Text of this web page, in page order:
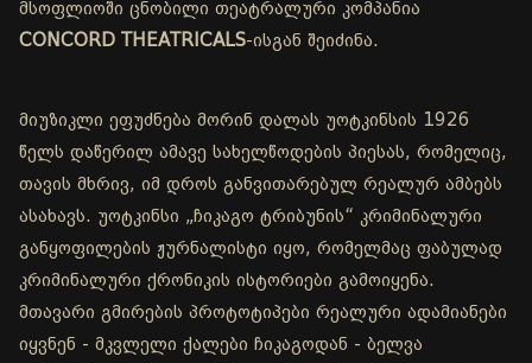
მსოფლიოში ცნობილი თეატრალური კომპანია
CONCORD THEATRICALS-ისგან შეიძინა.
მიუზიკლი ეფუძნება მორინ დალას უოტკინსის 1926
წელს დაწერილ ამავე სახელწოდების პიესას, რომელიც,
თავის მხრივ, იმ დროს განვითარებულ რეალურ ამბებს
ასახავს. უოტკინსი „ჩიკაგო ტრიბუნის“ კრიმინალური
განყოფილების ჟურნალისტი იყო, რომელმაც ფაბულად
კრიმინალური ქრონიკის ისტორიები გამოიყენა.
მთავარი გმირების პროტოტიპები რეალური ადამიანები
იყვნენ - მკვლელი ქალები ჩიკაგოდან - ბელვა